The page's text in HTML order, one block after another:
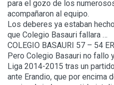
para el gozo de los
acompañaron al equipo.
Los deberes ya estaban
que Colegio Basauri fallara …
COLEGIO BASAURI 57 – 54
Pero Colegio Basauri no fallo
Liga 2014-2015 tras un
ante Erandio, que por encima